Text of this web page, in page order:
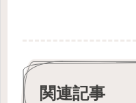
関連記事